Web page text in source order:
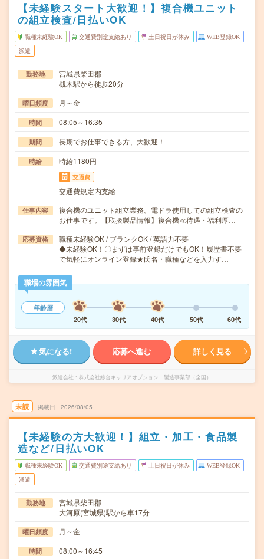
【未経験スタート大歓迎！】複合機ユニット
の組立検査/日払いOK
職種未経験OK 交通費別途支給あり 土日祝日が休み WEB登録OK
派遣
勤務地
宮城県柴田郡
槻木駅から徒歩20分
曜日頻度 月～金
時間 08:05～16:35
期間 長期でお仕事できる方、大歓迎！
時給 時給1180円
交通費
交通費規定内支給
仕事内容
複合機のユニット組立業務。電ドラ使用しての組立検査の
お仕事です。【取扱製品情報】複合機≪待遇・福利厚…
応募資格
職種未経験OK / ブランクOK / 英語力不要
◆未経験OK！〇まずは事前登録だけでもOK！履歴書不要
で気軽にオンライン登録★氏名・職種などを入力す…
職場の雰囲気
年齢層
20代
30代 40代 50代 60代
気になる! 応募へ進む 詳しく見る
派遣会社 株式会社綜合キャリアオプション 製造事業部（全国）
未読 掲載日 2026/08/05
【未経験の方大歓迎！】組立・加工・食品製
造など/日払いOK
職種未経験OK 交通費別途支給あり 土日祝日が休み WEB登録OK
派遣
勤務地
宮城県柴田郡
大河原(宮城県)駅から車17分
曜日頻度 月～金
時間 08:00～16:45